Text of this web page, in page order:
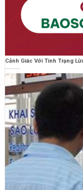
Cảnh Giác Với Tình Trạng